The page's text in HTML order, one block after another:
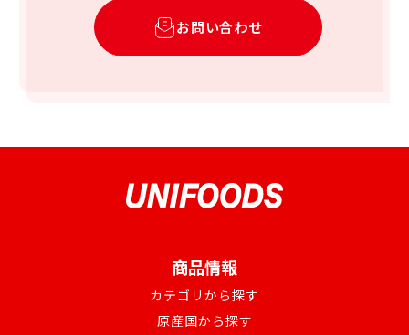
お問い合わせ
商品情報
カテゴリから探す
原産国から探す